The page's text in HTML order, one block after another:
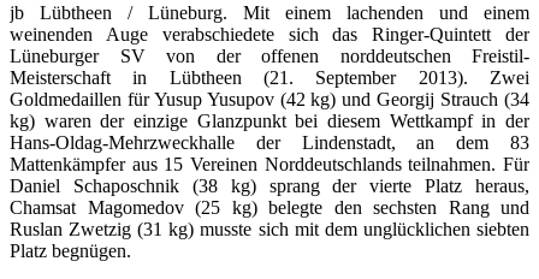
jb Lübtheen / Lüneburg. Mit einem lachenden und einem
weinenden Auge verabschiedete sich das Ringer-Quintett der
Lüneburger SV von der offenen norddeutschen Freistil-
Meisterschaft in Lübtheen (21. September 2013). Zwei
Goldmedaillen für Yusup Yusupov (42 kg) und Georgij Strauch (34
kg) waren der einzige Glanzpunkt bei diesem Wettkampf in der
Hans-Oldag-Mehrzweckhalle der Lindenstadt, an dem 83
Mattenkämpfer aus 15 Vereinen Norddeutschlands teilnahmen. Für
Daniel Schaposchnik (38 kg) sprang der vierte Platz heraus,
Chamsat Magomedov (25 kg) belegte den sechsten Rang und
Ruslan Zwetzig (31 kg) musste sich mit dem unglücklichen siebten
Platz begnügen.